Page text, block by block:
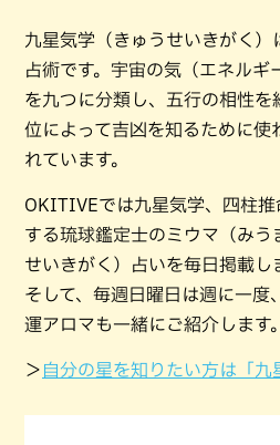
九星気学（きゅうせいきがく）
占術です。宇宙の気（エネルギ
を九つに分類し、五行の相性を
位によって吉凶を知るために使
れています。
OKITIVEでは九星気学、四柱推
する琉球鑑定士のミウマ（みう
せいきがく）占いを毎日掲載し
そして、毎週日曜日は週に一度
運アロマも一緒にご紹介します。
＞ 自分の星を知りたい方は「九